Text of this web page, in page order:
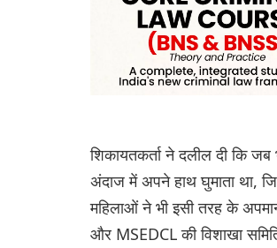
शिकायतकर्ता ने दलील दी कि
अंदाज में अपने हाथ घुमाता था,
महिलाओं ने भी इसी तरह के
और MSEDCL की विशाखा